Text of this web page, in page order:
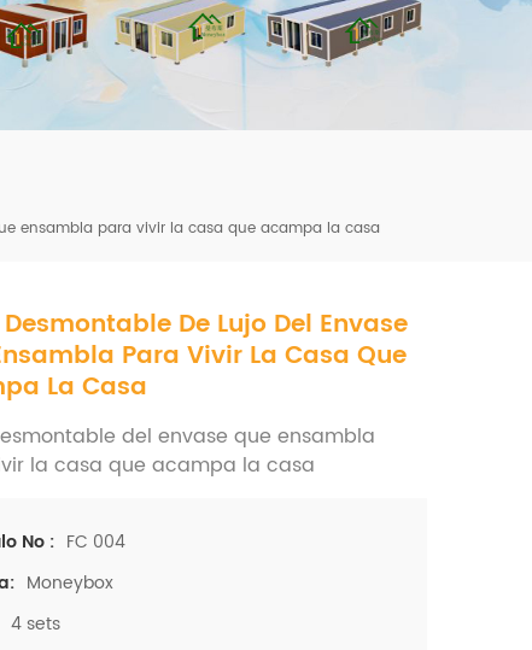
ensambla para vivir la casa que acampa la casa
De Lujo Del Envase
Para Vivir La Casa Que
La Casa
del envase que ensambla
la casa que acampa la casa
No : FC 004
Moneybox
4 sets
mbshou